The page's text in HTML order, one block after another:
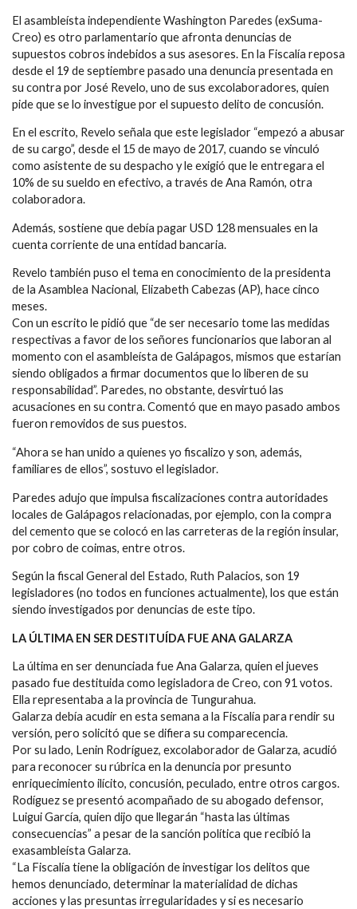
El asambleísta independiente Washington Paredes (exSuma-
Creo) es otro parlamentario que afronta denuncias de
supuestos cobros indebidos a sus asesores. En la Fiscalía reposa
desde el 19 de septiembre pasado una denuncia presentada en
su contra por José Revelo, uno de sus excolaboradores, quien
pide que se lo investigue por el supuesto delito de concusión.
En el escrito, Revelo señala que este legislador “empezó a abusar
de su cargo”, desde el 15 de mayo de 2017, cuando se vinculó
como asistente de su despacho y le exigió que le entregara el
10% de su sueldo en efectivo, a través de Ana Ramón, otra
colaboradora.
Además, sostiene que debía pagar USD 128 mensuales en la
cuenta corriente de una entidad bancaria.
Revelo también puso el tema en conocimiento de la presidenta
de la Asamblea Nacional, Elizabeth Cabezas (AP), hace cinco
meses.
Con un escrito le pidió que “de ser necesario tome las medidas
respectivas a favor de los señores funcionarios que laboran al
momento con el asambleísta de Galápagos, mismos que estarían
siendo obligados a firmar documentos que lo liberen de su
responsabilidad”. Paredes, no obstante, desvirtuó las
acusaciones en su contra. Comentó que en mayo pasado ambos
fueron removidos de sus puestos.
“Ahora se han unido a quienes yo fiscalizo y son, además,
familiares de ellos”, sostuvo el legislador.
Paredes adujo que impulsa fiscalizaciones contra autoridades
locales de Galápagos relacionadas, por ejemplo, con la compra
del cemento que se colocó en las carreteras de la región insular,
por cobro de coimas, entre otros.
Según la fiscal General del Estado, Ruth Palacios, son 19
legisladores (no todos en funciones actualmente), los que están
siendo investigados por denuncias de este tipo.
LA ÚLTIMA EN SER DESTITUÍDA FUE ANA GALARZA
La última en ser denunciada fue Ana Galarza, quien el jueves
pasado fue destituida como legisladora de Creo, con 91 votos.
Ella representaba a la provincia de Tungurahua.
Galarza debía acudir en esta semana a la Fiscalía para rendir su
versión, pero solicitó que se difiera su comparecencia.
Por su lado, Lenin Rodríguez, excolaborador de Galarza, acudió
para reconocer su rúbrica en la denuncia por presunto
enriquecimiento ilícito, concusión, peculado, entre otros cargos.
Rodíguez se presentó acompañado de su abogado defensor,
Luigui García, quien dijo que llegarán “hasta las últimas
consecuencias” a pesar de la sanción política que recibió la
exasambleísta Galarza.
“La Fiscalía tiene la obligación de investigar los delitos que
hemos denunciado, determinar la materialidad de dichas
acciones y las presuntas irregularidades y si es necesario